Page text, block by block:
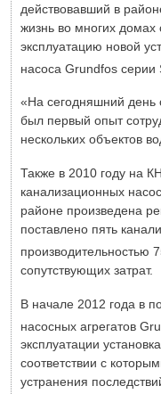
действовавший в
жизнь во многих
эксплуатацию новой
насоса Grundfos
«На сегодняшний день
был первый опыт
нескольких объектов
Также в 2010 году на
канализационных
районе произведена
поставлено пять
производительностью
сопутствующих затрат.
В начале 2012 года в
насосных агрегатов
эксплуатации
соответствии с
устранения